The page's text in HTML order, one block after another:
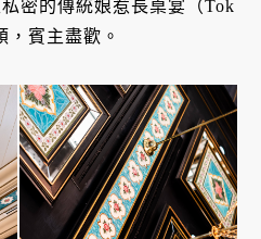
密的傳統娘惹長桌宴（Tok
，賓主盡歡。